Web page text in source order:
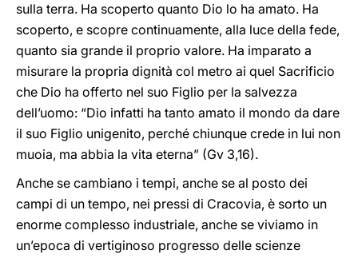
sulla terra. Ha scoperto quanto Dio lo ha amato. Ha
scoperto, e scopre continuamente, alla luce della fede,
quanto sia grande il proprio valore. Ha imparato a
misurare la propria dignità col metro ai quel Sacrificio
che Dio ha offerto nel suo Figlio per la salvezza
dell’uomo: “Dio infatti ha tanto amato il mondo da dare
il suo Figlio unigenito, perché chiunque crede in lui non
muoia, ma abbia la vita eterna” (Gv 3,16).
Anche se cambiano i tempi, anche se al posto dei
campi di un tempo, nei pressi di Cracovia, è sorto un
enorme complesso industriale, anche se viviamo in
un’epoca di vertiginoso progresso delle scienze